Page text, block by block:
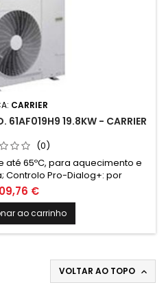
CARRIER
61AF019H9 19.8KW - CARRIER
(0)
até 65ºC, para aquecimento e
Controlo Pro-Dialog+: por
adaptivo, com funções de
Set Point distinto
e AQC
€
ao carrinho
VOLTAR AO TOPO 